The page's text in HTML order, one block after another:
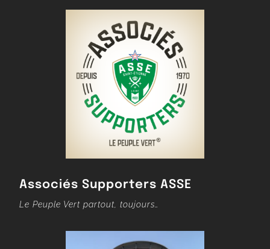
Associés Supporters ASSE
Le Peuple Vert partout, toujours…